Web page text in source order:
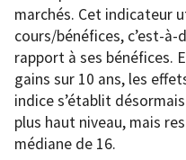
marchés. Cet indicateur
cours/bénéfices, c’est-à-
rapport à ses bénéfices.
gains sur 10 ans, les
indice s’établit
plus haut niveau, mais
médiane de 16.